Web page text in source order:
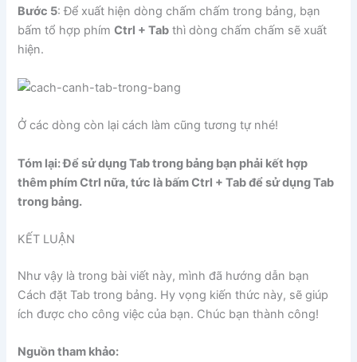
Bước 5: Để xuất hiện dòng chấm chấm trong bảng, bạn
bấm tổ hợp phímCtrl + Tab thì dòng chấm chấm sẽ xuất
hiện.
Ở các dòng còn lại cách làm cũng tương tự nhé!
Tóm lại: Để sử dụng Tab trong bảng bạn phải kết hợp
thêm phím Ctrl nữa, tức là bấm Ctrl + Tab để sử dụng Tab
trong bảng.
KẾT LUẬN
Như vậy là trong bài viết này, mình đã hướng dẫn bạn
Cách đặt Tab trong bảng. Hy vọng kiến thức này, sẽ giúp
ích được cho công việc của bạn. Chúc bạn thành công!
Nguồn tham khảo: